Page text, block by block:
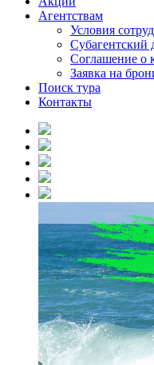
Агентствам
Условия
Субагентский
Соглашение о
Заявка на
Поиск тура
Контакты